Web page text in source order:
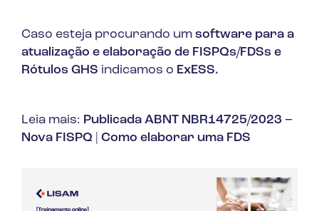
Caso esteja procurando um software para a
atualização e elaboração de FISPQs/FDSs e
Rótulos GHS indicamos o ExESS.
Leia mais: Publicada ABNT NBR14725/2023 –
Nova FISPQ
Como elaborar uma FDS